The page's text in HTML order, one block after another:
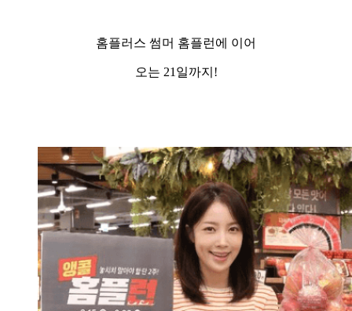
홈플러스 썸머 홈플런에 이어
오는 21일까지!